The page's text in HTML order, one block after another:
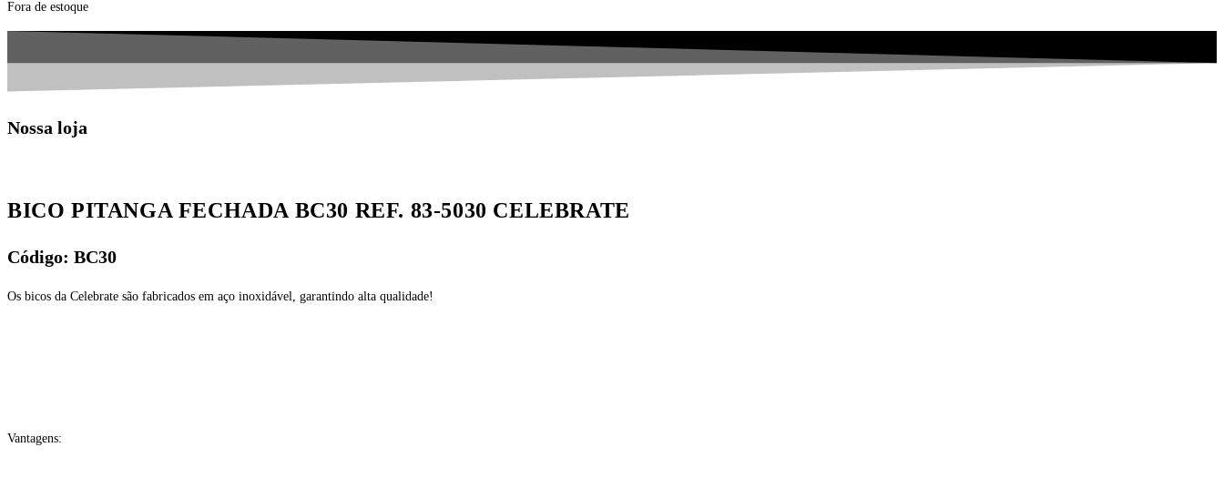
Fora de estoque
Nossa loja
BICO PITANGA FECHADA BC30 REF. 83-5030 CELEBRATE
Código: BC30
Os bicos da Celebrate são fabricados em aço inoxidável, garantindo alta qualidade!
Vantagens: